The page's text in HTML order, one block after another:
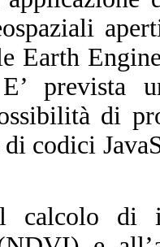
Earth
prevista
di
codici
calcolo